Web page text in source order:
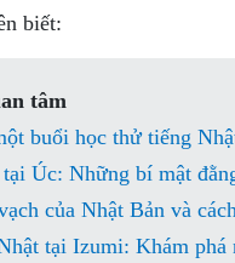
biết:
tâm
buổi học thử tiếng
Úc: Những bí mật
của Nhật Bản và
tại Izumi: Khám phá